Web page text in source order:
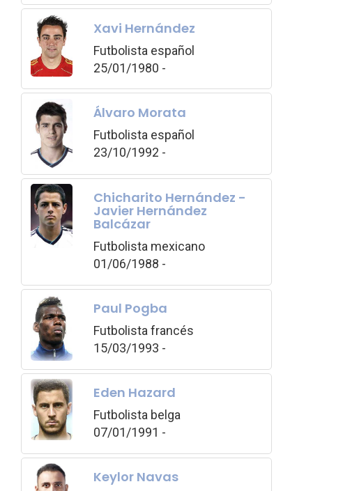
Xavi Hernández
Futbolista español
25/01/1980 -
Álvaro Morata
Futbolista español
23/10/1992 -
Chicharito Hernández -
Javier Hernández
Balcázar
Futbolista mexicano
01/06/1988 -
Paul Pogba
Futbolista francés
15/03/1993 -
Eden Hazard
Futbolista belga
07/01/1991 -
Keylor Navas